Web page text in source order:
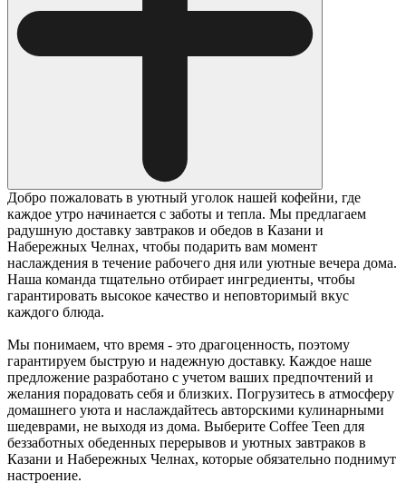
Добро пожаловать в уютный уголок нашей кофейни, где
каждое утро начинается с заботы и тепла. Мы предлагаем
радушную доставку завтраков и обедов в Казани и
Набережных Челнах, чтобы подарить вам момент
наслаждения в течение рабочего дня или уютные вечера дома.
Наша команда тщательно отбирает ингредиенты, чтобы
гарантировать высокое качество и неповторимый вкус
каждого блюда.
Мы понимаем, что время - это драгоценность, поэтому
гарантируем быструю и надежную доставку. Каждое наше
предложение разработано с учетом ваших предпочтений и
желания порадовать себя и близких. Погрузитесь в атмосферу
домашнего уюта и наслаждайтесь авторскими кулинарными
шедеврами, не выходя из дома. Выберите Coffee Teen для
беззаботных обеденных перерывов и уютных завтраков в
Казани и Набережных Челнах, которые обязательно поднимут
настроение.